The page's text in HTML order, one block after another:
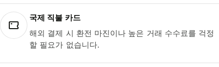
국제 직불 카드
해외 결제 시 환전 마진이나 높은 거래 수수료를 걱정
할 필요가 없습니다.